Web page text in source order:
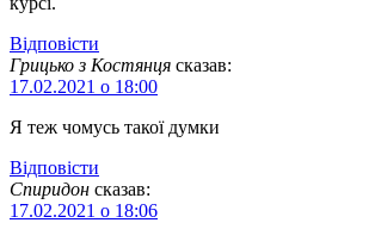
Відповіcти
Грицько з Костянця сказав:
17.02.2021 о 18:00
Я теж чомусь такої думки
Відповіcти
Спиридон сказав:
17.02.2021 о 18:06